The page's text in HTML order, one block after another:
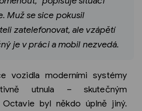
Muž se sice pokusil
zatelefonovat, ale vzápětí
je v práci a mobil nezvedá.
vozidla moderními systémy
utnula – skutečným
byl někdo úplně jiný.